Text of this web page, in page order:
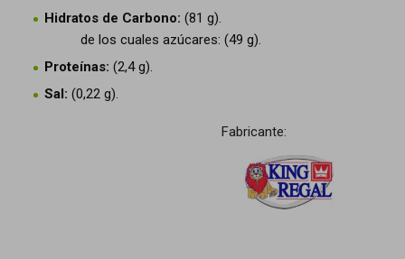
Hidratos de Carbono: (81 g).
de los cuales azúcares: (49 g).
Proteínas: (2,4 g).
Sal: (0,22 g).
Fabricante: